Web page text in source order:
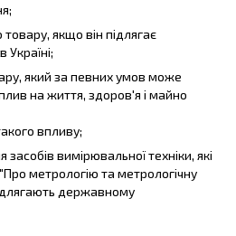
якщо він підлягає
Україні;
який за певних умов може
на життя, здоров'я і майно
впливу;
вимірювальної техніки, які
метрологію та метрологічну
державному